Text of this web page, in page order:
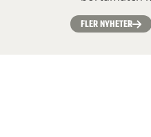
FLER NYHETER